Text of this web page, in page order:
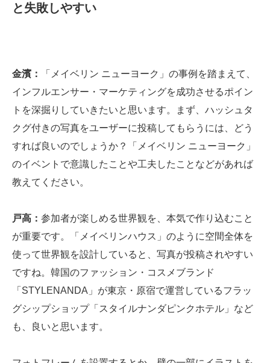
と失敗しやすい
金濱：
「メイベリン ニューヨーク」の事例を踏まえて、
インフルエンサー・マーケティングを成功させるポイン
トを深掘りしていきたいと思います。まず、ハッシュタ
クグ付きの写真をユーザーに投稿してもらうには、どう
すれば良いのでしょうか？「メイベリン ニューヨーク」
のイベントで意識したことや工夫したことなどがあれば
教えてください。
戸高： 参加者が楽しめる世界観を、本気で作り込むこと
が重要です。「メイベリンハウス」のように空間全体を
使って世界観を設計していると、写真が投稿されやすい
ですね。韓国のファッション・コスメブランド
「STYLENANDA」が東京・原宿で運営しているフラッ
グシップショップ「スタイルナンダピンクホテル」など
も、良いと思います。